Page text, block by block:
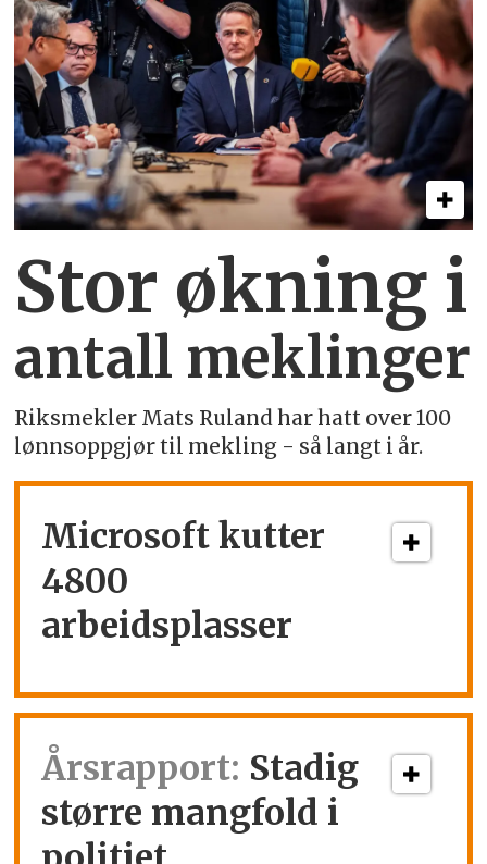
Stor økning i
antall meklinger
Riksmekler Mats Ruland har hatt over 100
lønnsoppgjør til mekling - så langt i år.
Microsoft kutter
4800
arbeidsplasser
Årsrapport: Stadig
større mangfold i